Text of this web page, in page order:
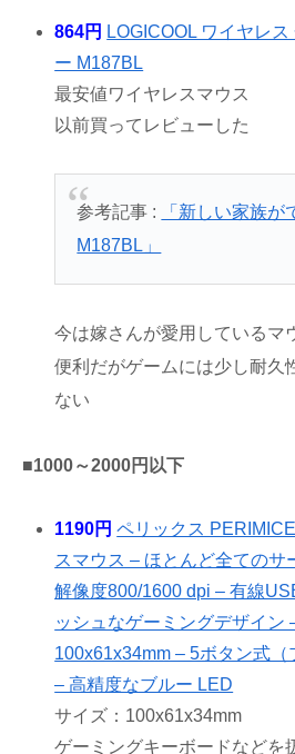
864円 LOGICOOL ワイヤレ
ー M187BL
最安値ワイヤレスマウス
以前買ってレビューした
参考記事 :
「新しい家族が
M187BL」
今は嫁さんが愛用しているマ
便利だがゲームには少し耐久
ない
■1000～2000円以下
1190円 ペリックス
スマウス – ほとんど全てのサ
解像度800/1600 dpi – 有線
ッシュなゲーミングデザイン
100x61x34mm – 5ボタン式（
– 高精度なブルー LED
サイズ：100x61x34mm
ゲーミングキーボードなどを